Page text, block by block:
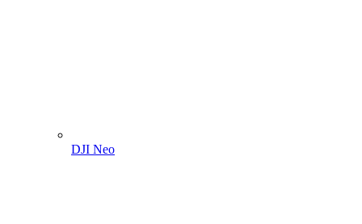
DJI Neo